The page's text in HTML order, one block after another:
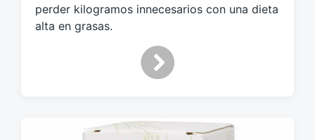
o
c
perder kilogramos innecesarios con una dieta
alta en grasas.